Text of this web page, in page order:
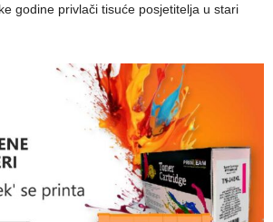
godine privlači tisuće posjetitelja u stari